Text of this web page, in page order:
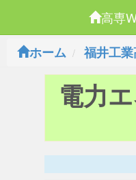
高専
ホーム
福井工
電力